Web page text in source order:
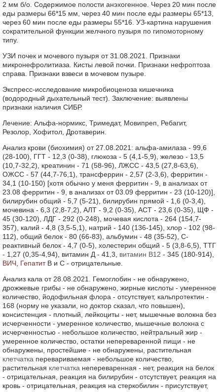
2 мм б/о. Содержимое полости анэхогенное. Через 20 мин после
еды размеры 66*15 мм, через 40 мин после еды размеры 65*13,
через 60 мин после еды размеры 55*16. УЗ-картина нарушения
сократительной функции желчного пузыря по гипомоторному
типу.
УЗИ почек и мочевого пузыря от 31.08.2021. Признаки
микронефролитиаза. Кисты левой почки. Признаки нефроптоза
справа. Признаки взвеси в мочевом пузыре.
Экспресс-исследование микробиоценоза кишечника
(водородный дыхательный тест). Заключение: выявлены
признаки наличия СИБР.
Лечение: Альфа-нормикс, Тримедат, Мовипреп, Ребагит,
Резолор, Хофитол, Дротаверин.
Анализ крови (биохимия) от 27.08.2021: альфа-амилаза - 99,6
(28-100), ГГТ - 12,3 (0-38), глюкоза - 5 (4,1-5,9), железо - 13,5
(10,7-32,2), креатинин - 71 (58-96), ЛЖСС - 43,5 (27,8-63,6),
ОЖСС - 57 (44,7-76,1), трансферрин - 2,57 (2-3,6), ферритин -
34,1 (10-150) [хотя обычно у меня ферритин - 9, в анализах от
23.08 ферритин - 9, в анализах от 03.09 ферритин - 23 (10-120)],
билирубин общий - 5,7 (5-21), билирубин прямой - 1,6 (0-3,4),
мочевина - 6,3 (2,8-7,2), АЛТ - 9,2 (0-35), АСТ - 23,6 (0-35), ЩФ -
45 (30-120), ЛДГ - 292 (0-248), мочевая кислота - 264 (154,7-
357), калий - 4,8 (3,5-5,1), натрий - 140 (136-145), хлор - 102 (98-
112), общий белок - 80 (66-83), альбумин - 48 (35-52), С-
реактивный белок - 4,7 (0-5), холестерин общий - 5 (3,8-6,5), ТТГ
- 1,27 (0,35-4,94), витамин Д - 41,3, витамин В12 - 345 (180-914),
ВИЧ ГепатитВ и С - отрицательные.
Анализ кала от 28.08.2021. Гемоглобин - не обнаружено,
дрожжевые грибы - не обнаружено, жирные кислоты - умеренное
количество, йодофильная флора - отсутствует, кальпротектин -
168 (норму не указали, но доктор сказал, что повышен),
консистенция - плотный, лейкоциты - нет, мышечные волокна без
исчерченности - умеренное количество, мышечные волокна с
исчерченностью - небольшое количество, нейтральный жир -
умеренное количество, остатки непереваренной пищи - не
обнаружены, простейшие - не обнаружены, растительная
клетчатка перевариваемая - небольшое количество,
растительная клетчатка непереваренная - нет, реакция на белок
- отрицательная, реакция на билирубин - отсутствует, реакция на
кровь - отрицательная, реакция на стеркобилин - присутствует,